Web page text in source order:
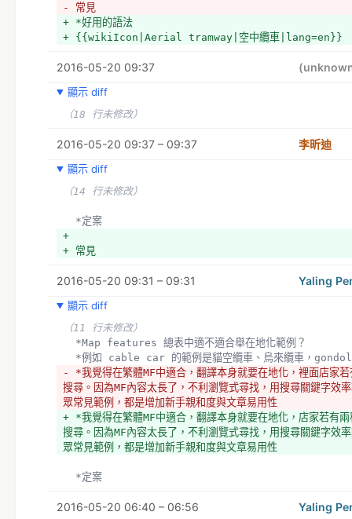
- 常見
+ *好用的語法
+ {{wikiIcon|Aerial tramway|空中纜車|lang=en}}
2016-05-20 09:37
顯示 diff
（18 行未修改）
2016-05-20 09:37 – 09:37 李昕迪
顯示 diff
（14 行未修改）
  *定案
+
+ 常見
2016-05-20 09:31 – 09:31 Yaling
顯示 diff
（11 行未修改）
  *Map features 總表中適不適合舉在地化範例？
*例如 cable car 的範例是貓空纜車、烏來纜車，
- *我覺得在繁體MF中適合，翻譯本身就要在地化，裡面店家
搜尋。因為MF內容太長了，不利瀏覽式尋找，用搜尋關鍵字效
眾常見範例，都是增加新手親和度與文章易用性
+ *我覺得在繁體MF中適合，翻譯本身就要在地化，店家若有
搜尋。因為MF內容太長了，不利瀏覽式尋找，用搜尋關鍵字效
眾常見範例，都是增加新手親和度與文章易用性
  *定案
2016-05-20 06:40 – 06:56 Yaling